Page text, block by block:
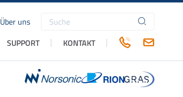
Über uns
Suchbegriffe
SUPPORT KONTAKT